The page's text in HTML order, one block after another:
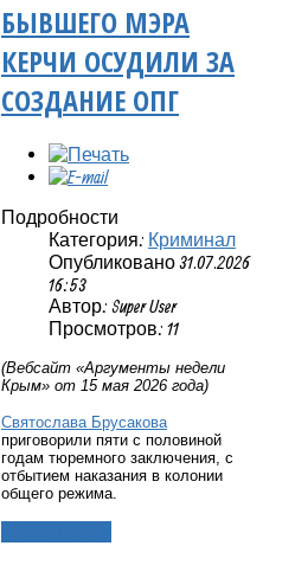
БЫВШЕГО МЭРА
КЕРЧИ ОСУДИЛИ ЗА
СОЗДАНИЕ ОПГ
Подробности
Категория: Криминал
Опубликовано 31.07.2026
16:53
Автор: Super User
Просмотров: 11
(Вебсайт «Аргументы недели
Крым» от 15 мая 2026 года)
Святослава Брусакова
приговорили пяти с половиной
годам тюремного заключения, с
отбытием наказания в колонии
общего режима.